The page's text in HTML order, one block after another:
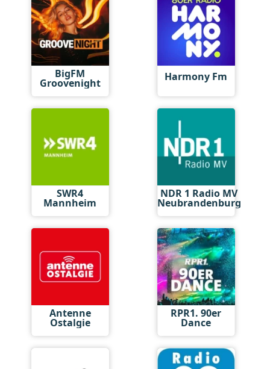
BigFM
Groovenight Harmony Fm
SWR4
Mannheim
NDR 1 Radio MV
Neubrandenburg
Antenne
Ostalgie
RPR1. 90er
Dance